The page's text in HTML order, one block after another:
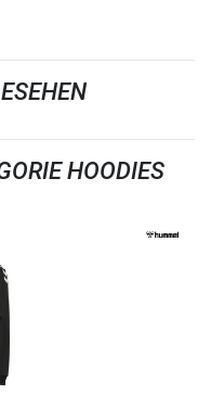
HOODIES